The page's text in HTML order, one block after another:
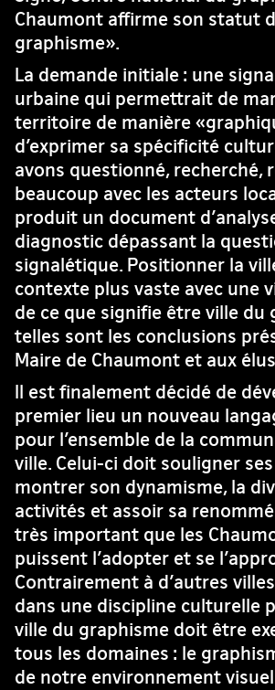
Chaumont affirme son statut
graphisme».
La demande initiale : une
urbaine qui permettrait de
territoire de manière
d’exprimer sa spécificité
avons questionné, recherché,
beaucoup avec les acteurs
produit un document
diagnostic dépassant la
signalétique. Positionner la
contexte plus vaste avec une
de ce que signifie être ville du
telles sont les conclusions
Maire de Chaumont et aux
Il est finalement décidé de
premier lieu un nouveau
pour l’ensemble de la
ville. Celui-ci doit souligner
montrer son dynamisme, la
activités et assoir sa
très important que les
puissent l’adopter et se
Contrairement à d’autres
dans une discipline culturelle
ville du graphisme doit être
tous les domaines : le
de notre environnement